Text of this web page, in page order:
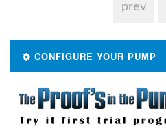
prev
CONFIGURE YOUR PUMP